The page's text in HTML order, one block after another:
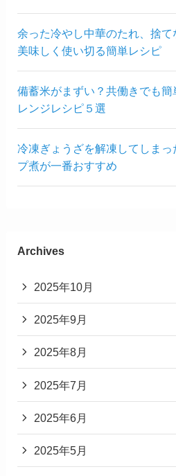
余った冷やし中華のたれ、捨
美味しく使い切る簡単レシピ
備蓄米がまずい？共働きでも
レンジレシピ５選
冷凍ぎょうざを解凍してしま
プ煮が一番おすすめ
Archives
2025年10月
2025年9月
2025年8月
2025年7月
2025年6月
2025年5月